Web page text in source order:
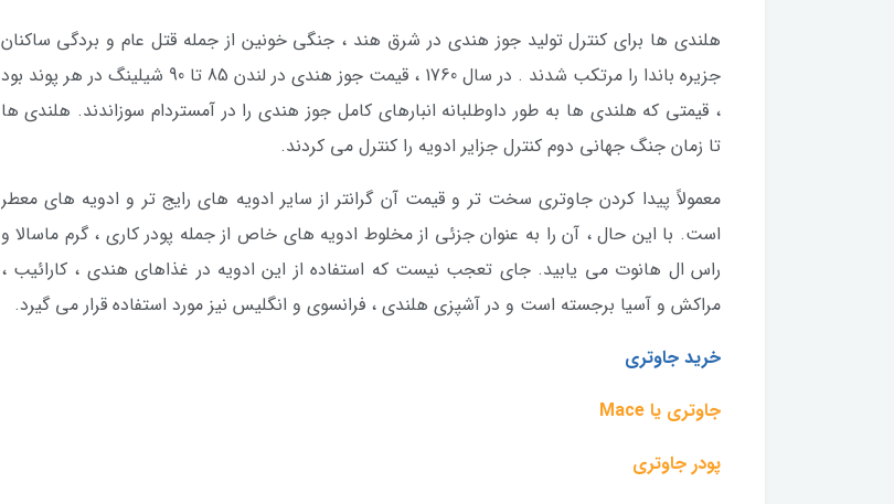
هلندی ها برای کنترل تولید جوز هندی در شرق هند ، جنگی خونین از جمله قتل عام و بردگی ساکنان
جزیره باندا را مرتکب شدند . در سال 1760 ، قیمت جوز هندی در لندن 85 تا 90 شیلینگ در هر پوند بود
، قیمتی که هلندی ها به طور داوطلبانه انبارهای کامل جوز هندی را در آمستردام سوزاندند. هلندی ها
تا زمان جنگ جهانی دوم کنترل جزایر ادویه را کنترل می کردند.
معمولاً پیدا کردن جاوتری سخت تر و قیمت آن گرانتر از سایر ادویه های رایج تر و ادویه های معطر
است. با این حال ، آن را به عنوان جزئی از مخلوط ادویه های خاص از جمله پودر کاری ، گرم ماسالا و
راس ال هانوت می یابید. جای تعجب نیست که استفاده از این ادویه در غذاهای هندی ، کارائیب ،
مراکش و آسیا برجسته است و در آشپزی هلندی ، فرانسوی و انگلیس نیز مورد استفاده قرار می گیرد.
خرید جاوتری
جاوتری یا Mace
پودر جاوتری